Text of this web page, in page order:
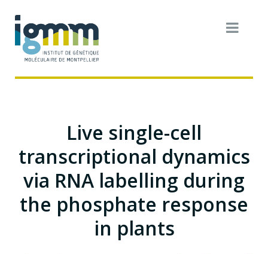
Live single-cell
transcriptional dynamics
via RNA labelling during
the phosphate response
in plants